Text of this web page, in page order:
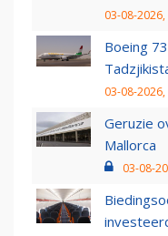
03-08-
Boeing
03-08-
Geruzie
Mallorca
03-08-